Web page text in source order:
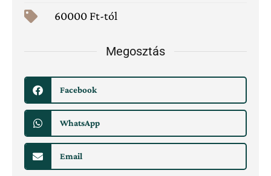
60000 Ft-tól
Megosztás
Facebook
WhatsApp
Email